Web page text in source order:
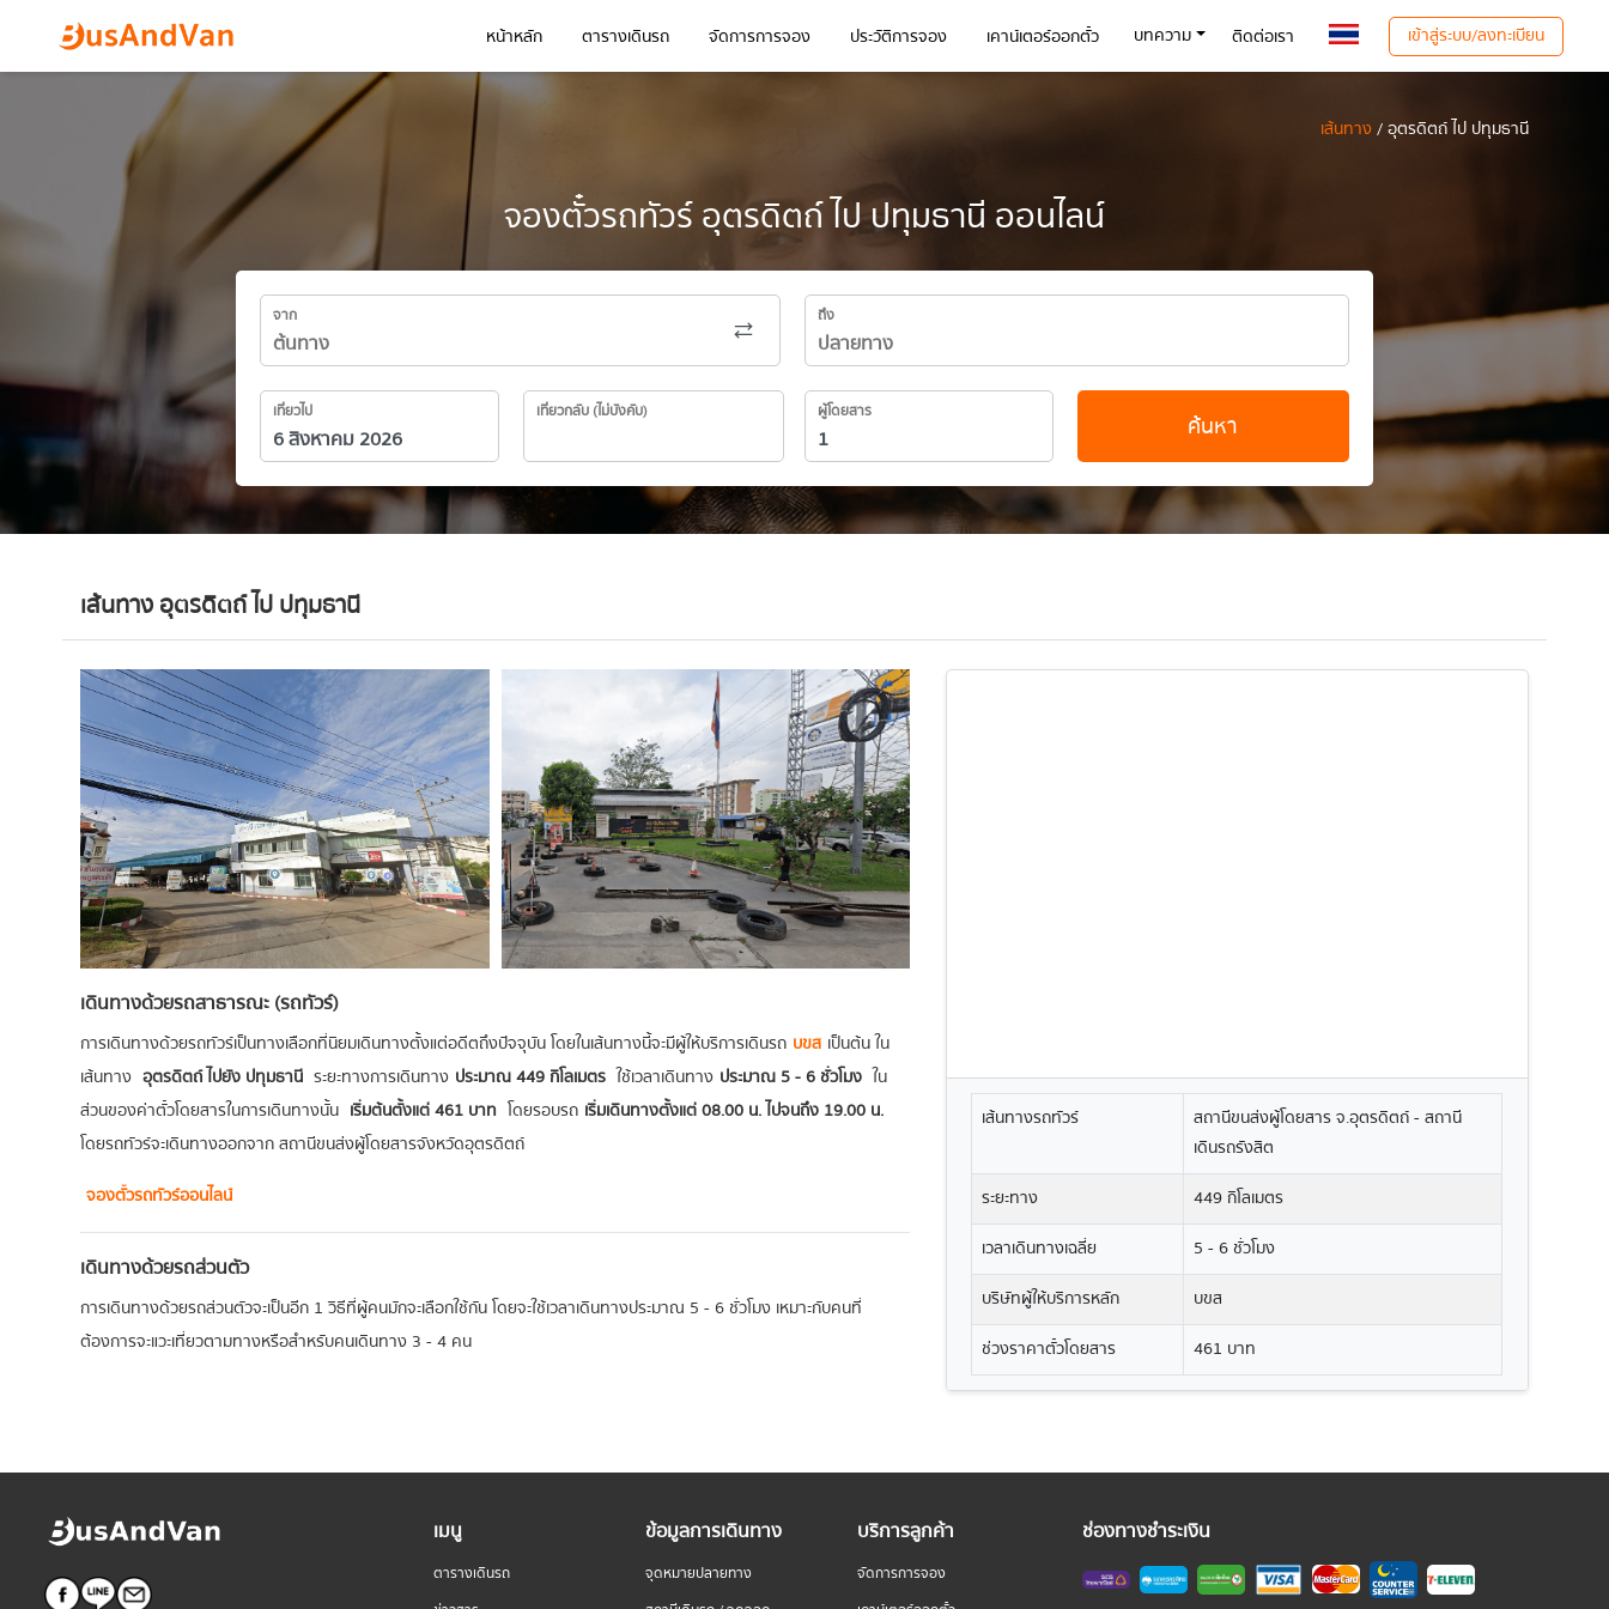
หน้าหลัก ตารางเดินรถ จัดการการจอง ประวัติการจอง เคาน์เตอร์ออกตั๋ว บทความ ติดต่อเรา เข้าสู่ระบบ/ลงทะเบียน
เส้นทาง/ อุตรดิตถ์ ไป ปทุมธานี
จองตั๋วรถทัวร์ อุตรดิตถ์ ไป ปทุมธานี ออนไลน์
จาก ถึง
เที่ยวไป เที่ยวกลับ (ไม่บังคับ) ผู้โดยสาร ค้นหา
เส้นทาง อุตรดิตถ์ ไป ปทุมธานี
เดินทางด้วยรถสาธารณะ (รถทัวร์)
การเดินทางด้วยรถทัวร์เป็นทางเลือกที่นิยมเดินทางตั้งแต่อดีตถึงปัจจุบัน โดยในเส้นทางนี้จะมีผู้ให้บริการเดินรถ บขส เป็นต้น ใน
เส้นทาง อุตรดิตถ์ ไปยัง ปทุมธานี ระยะทางการเดินทาง ประมาณ 449 กิโลเมตร ใช้เวลาเดินทาง ประมาณ 5 - 6 ชั่วโมง ใน
ส่วนของค่าตั๋วโดยสารในการเดินทางนั้น เริ่มต้นตั้งแต่ 461 บาท โดยรอบรถ เริ่มเดินทางตั้งแต่ 08.00 น. ไปจนถึง 19.00 น.
โดยรถทัวร์จะเดินทางออกจาก สถานีขนส่งผู้โดยสารจังหวัดอุตรดิตถ์
จองตั๋วรถทัวร์ออนไลน์
เดินทางด้วยรถส่วนตัว
การเดินทางด้วยรถส่วนตัวจะเป็นอีก 1 วิธีที่ผู้คนมักจะเลือกใช้กัน โดยจะใช้เวลาเดินทางประมาณ 5 - 6 ชั่วโมง เหมาะกับคนที่
ต้องการจะแวะเที่ยวตามทางหรือสำหรับคนเดินทาง 3 - 4 คน
เส้นทางรถทัวร์
สถานีขนส่งผู้โดยสาร จ.อุตรดิตถ์ - สถานี
เดินรถรังสิต
ระยะทาง
449 กิโลเมตร
เวลาเดินทางเฉลี่ย
5 - 6 ชั่วโมง
บริษัทผู้ให้บริการหลัก
บขส
ช่วงราคาตั๋วโดยสาร
461 บาท
เมนู
ตารางเดินรถ
ข้อมูลการเดินทาง
จุดหมายปลายทาง
บริการลูกค้า
จัดการการจอง
ช่องทางชำระเงิน